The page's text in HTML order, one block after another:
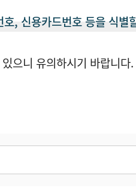
, 신용카드번호 등을 식별
으니 유의하시기 바랍니다.